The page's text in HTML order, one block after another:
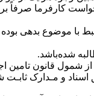
کارفرما صرفاً
موضوع ماده ٣٨ قانون تامین
و مـدارک ثابـت